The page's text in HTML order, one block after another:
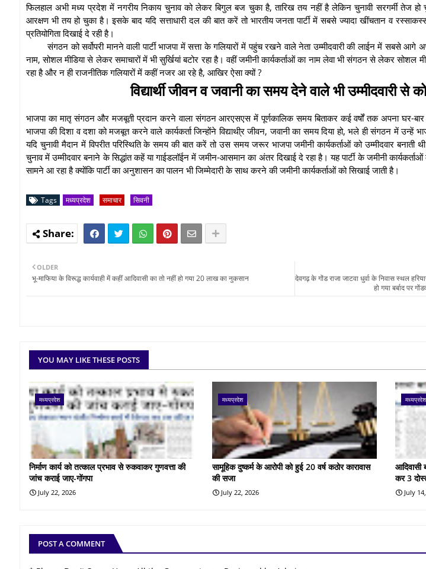
फिलहाल अभी मध्य प्रदेश में नगरीय निकाय चुनाव को लेकर बिगुल बज चुका है, तारिख तय नहीं है लेकिन चुनावी सरगर्मी तेज हो
आरक्षण भी तय हो चुका है। इसके बाद यदि सत्ताधारी दल की बात करें तो भारतीय जनता पार्टी में सबसे ज्यादा खींचतान व
प्रतियोगिता दिखाई दे रही है।
संगठन को सर्वोपरी मानने वाली पार्टी भाजपा में सत्ता के गलियारों में पहुंच रखने वाले नेता उम्मीदवारी की लाईन में सबसे
नाम, सोशल मीडिया से लेकर समाचारों में भी सुर्खियां बटोर रहा है। वहीं जमीनी कार्यकर्ताओं का नाम लेवा भी संगठन से लेकर सोशल
रहा है और न ही राजनीतिक गलियारों में कहीं नजर आ रहे है, आखिर ऐसा क्यों ?
विद्यार्थी जीवन व जवानी का समय देने वाले भी उम्मीदवारी से
भाजपा का मातृ संगठन और मजबूती प्रदान करने वाला संगठन आरएसएस में पूर्णकालिक समय बिताकर कई वर्षों तक अपना घर-
भाजपा की दिशा व दशा को मजबूत करने वाले कार्यकर्ता जिन्होंने विद्याथी्र जीवन, जवानी का समय दिया हो, भले ही संगठन में उन्हें
यदि चुनावी मैदान में विपरीत परिस्थिति के समय की बात करें तो उस समय जरूर भाजपा जमीनी कार्यकर्ताओं को उम्मीदवार
चुनाव में उम्मीदवार बनाने के सिद्धांत कहें या गाईडलॉईन में जमीन-आसमान का अंतर दिखाई दे रहा है। यह पार्टी के जमीनी
सामने आ रहा है क्योंकि पार्टी का अनुशासन का पालन भी जिम्मेदारी के साथ करने की जमीनी कार्यकर्ताओं को सिखाई जाती है।
Tags मध्यप्रदेश समाचार सिवनी
देवगढ़ के गोंड राजा जाटवा धुर्वा के निवास स्थल
हो गया बर्बाद पर
OLDER
भू-माफिया के विरूद्ध कार्यवाही में कहीं आदिवासी का तो नहीं हो गया 20 लाख का नुकसान
YOU MAY LIKE THESE POSTS
मध्यप्रदेश
निर्माण कार्य को तत्काल प्रभाव से रुकवाकर गुणवत्ता की
जांच कराई जाए-गोंगपा
July 22, 2026
मध्यप्रदेश
सामूहिक दुष्कर्म के आरोपी को हुई 20 वर्ष कठोर कारावास
की सजा
July 22, 2026
मध्यप्रदेश
आदिवासी
कर 3
July
POST A COMMENT